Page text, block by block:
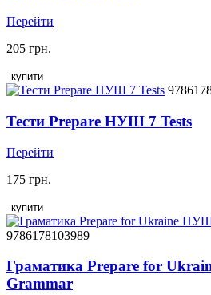
Перейти
205 грн.
купити
Тести Prepare НУШ 7 Tests
Перейти
175 грн.
купити
9786178103989
Граматика Prepare for
Grammar